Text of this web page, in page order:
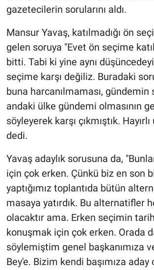
gazetecilerin sorularını aldı.
Mansur Yavaş, katılmadığı ön
gelen soruya "Evet ön seçime
bitti. Tabi ki yine aynı
seçime karşı değiliz. Buradaki
buna harcanılmaması, gündemin
andaki ülke gündemi olmasının
söyleyerek karşı çıkmıştık.
dedi.
Yavaş adaylık sorusuna da,
için çok erken. Çünkü biz en son
yaptığımız toplantıda bütün
masaya yatırdık. Bu alternatifler
olacaktır ama. Erken seçimin
konuşmak için çok erken. Orada
söylemiştim genel başkanımıza
Bey'e. Bizim kendi başımıza aday
Kimdir
Koronavirüs
Kültür Sanat
Ne demişti
Nedir
Popüler
Programlar
Sağlık
Spor
Teknoloji
Türkiye'nin Geleceği